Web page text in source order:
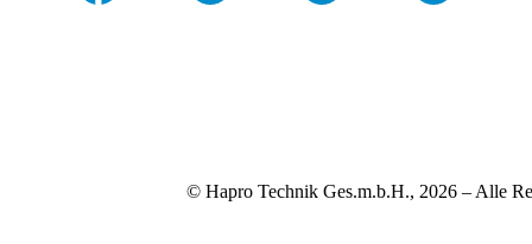
© Hapro Technik Ges.m.b.H., 2026 – Alle